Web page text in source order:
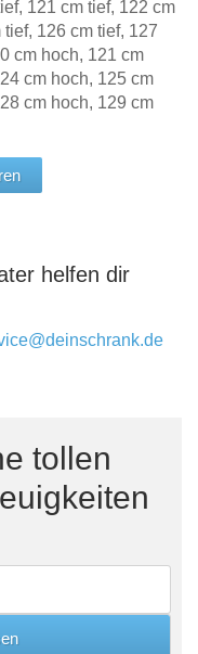
121 cm tief, 122 cm
126 cm tief, 127
cm hoch, 121 cm
cm hoch, 125 cm
cm hoch, 129 cm
helfen dir
tollen